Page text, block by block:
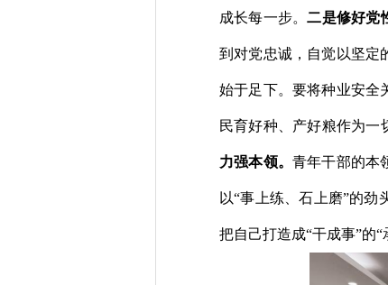
成长每一步。二是修好党
到对党忠诚，自觉以坚定
始于足下。 要将种业安全
民育好种 产好粮作为一
力强本领。 青年干部的本
以“事上练、石上磨”的劲
把自己打造成“干成事”的“